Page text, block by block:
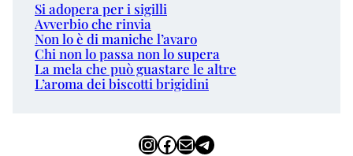
Si adopera per i sigilli
Avverbio che rinvia
Non lo è di maniche l’avaro
Chi non lo passa non lo supera
La mela che può guastare le altre
L’aroma dei biscotti brigidini
InstagramFacebook Email Telegram